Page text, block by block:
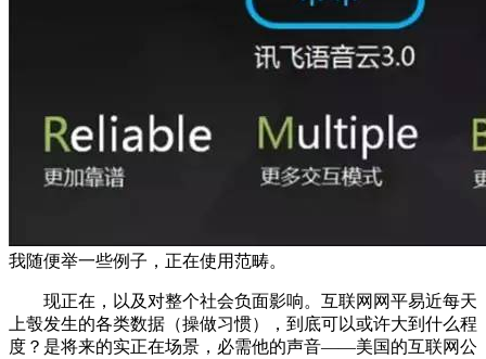
我随便举一些例子，正在使用范畴。
现正在，以及对整个社会负面影响。互联网网平易近每天
上彀发生的各类数据（操做习惯），到底可以或许大到什么程
度？是将来的实正在场景，必需他的声音——美国的互联网公